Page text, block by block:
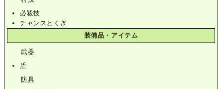
必殺技
チャンスとくぎ
装備品・アイテム
武器
盾
防具